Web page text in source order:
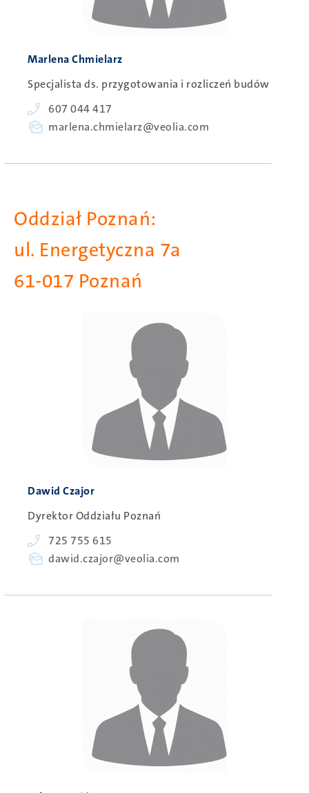
Person
Marlena Chmielarz
Specjalista ds. przygotowania i rozliczeń budów
Phone
607 044 417
E-
marlena.chmielarz@veolia.com
Oddział Poznań:
ul. Energetyczna 7a
61-017 Poznań
Person
Dawid Czajor
Dyrektor Oddziału Poznań
Phone
725 755 615
E-
dawid.czajor@veolia.com